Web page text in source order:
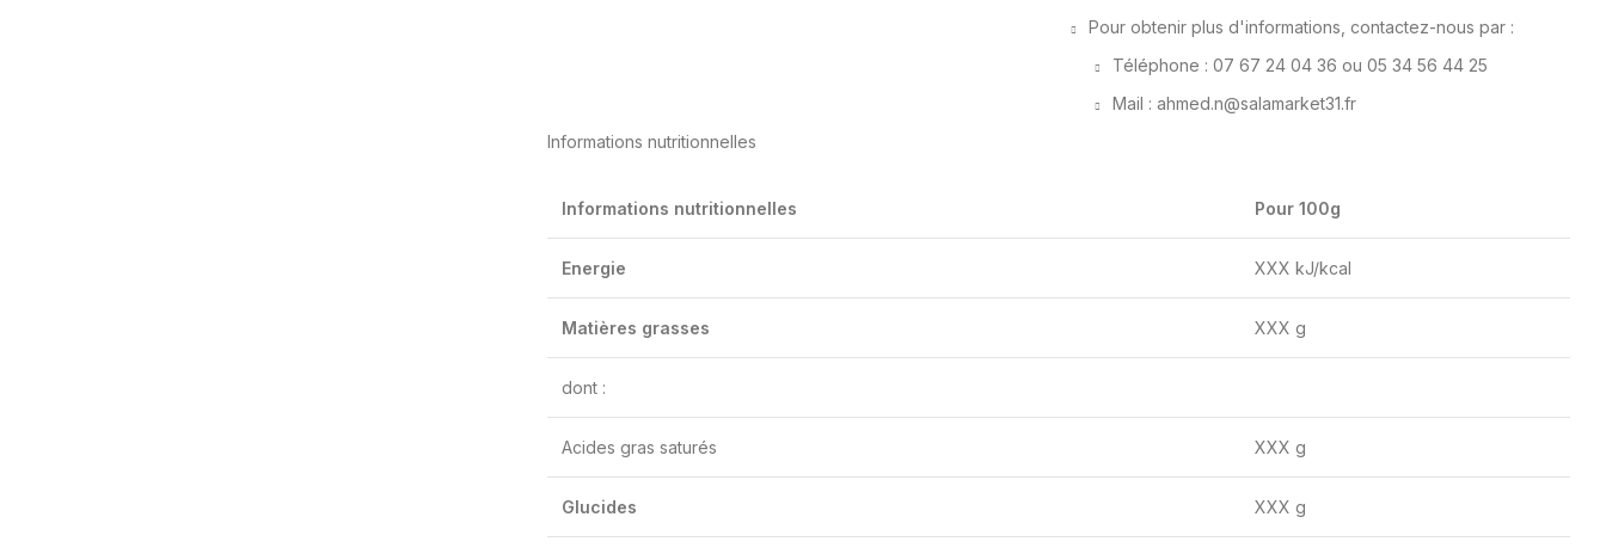
Pour obtenir plus d'informations, contactez-nous par :
Téléphone : 07 67 24 04 36 ou 05 34 56 44 25
Mail : ahmed.n@salamarket31.fr
Informations nutritionnelles
Informations nutritionnelles Pour 100g
Energie XXX kJ/kcal
Matières grasses XXX g
dont :
Acides gras saturés XXX g
Glucides XXX g